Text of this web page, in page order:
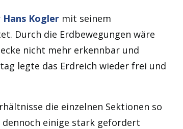
Hans Kogler mit seinem
Durch die Erdbewegungen wäre
nicht mehr erkennbar und
legte das Erdreich wieder frei und
die einzelnen Sektionen so
einige stark gefordert